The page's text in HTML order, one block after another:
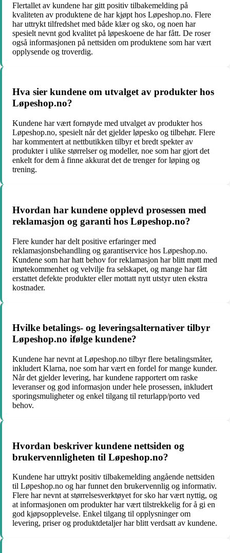
Flertallet av kundene har gitt positiv tilbakemelding på
kvaliteten av produktene de har kjøpt hos Løpeshop.no. Flere
har uttrykt tilfredshet med både klær og sko, og noen har
spesielt nevnt god kvalitet på løpeskoene de har fått. De roser
også informasjonen på nettsiden om produktene som har vært
opplysende og troverdig.
Hva sier kundene om utvalget av produkter hos
Løpeshop.no?
Kundene har vært fornøyde med utvalget av produkter hos
Løpeshop.no, spesielt når det gjelder løpesko og tilbehør. Flere
har kommentert at nettbutikken tilbyr et bredt spekter av
produkter i ulike størrelser og modeller, noe som har gjort det
enkelt for dem å finne akkurat det de trenger for løping og
trening.
Hvordan har kundene opplevd prosessen med
reklamasjon og garanti hos Løpeshop.no?
Flere kunder har delt positive erfaringer med
reklamasjonsbehandling og garantiservice hos Løpeshop.no.
Kundene som har hatt behov for reklamasjon har blitt møtt med
imøtekommenhet og velvilje fra selskapet, og mange har fått
erstattet defekte produkter eller mottatt nytt utstyr uten ekstra
kostnader.
Hvilke betalings- og leveringsalternativer tilbyr
Løpeshop.no ifølge kundene?
Kundene har nevnt at Løpeshop.no tilbyr flere betalingsmåter,
inkludert Klarna, noe som har vært en fordel for mange kunder.
Når det gjelder levering, har kundene rapportert om raske
leveranser og god informasjon under hele prosessen, inkludert
sporingsmuligheter og enkel tilgang til returlapp/porto ved
behov.
Hvordan beskriver kundene nettsiden og
brukervennligheten til Løpeshop.no?
Kundene har uttrykt positiv tilbakemelding angående nettsiden
til Løpeshop.no og har funnet den brukervennlig og informativ.
Flere har nevnt at størrelsesverktøyet for sko har vært nyttig, og
at informasjonen om produkter har vært tilstrekkelig for å gi en
god kjøpsopplevelse. Enkel tilgang til opplysninger om
levering, priser og produktdetaljer har blitt verdsatt av kundene.